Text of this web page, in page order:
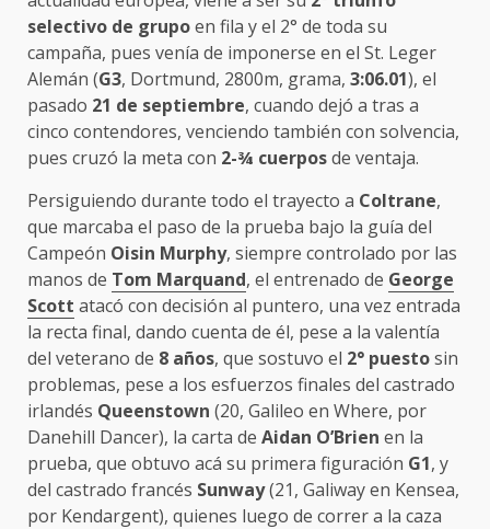
selectivo de grupoen fila y el 2° de toda su
campaña, pues venía de imponerse en el St. Leger
Alemán (G3, Dortmund, 2800m, grama, 3:06.01), el
pasado 21 de septiembre, cuando dejó a tras a
cinco contendores, venciendo también con solvencia,
pues cruzó la meta con 2-¾ cuerposde ventaja.
Persiguiendo durante todo el trayecto a Coltrane,
que marcaba el paso de la prueba bajo la guía del
Campeón Oisin Murphy, siempre controlado por las
manos de Tom Marquand, el entrenado de George
Scott atacó con decisión al puntero, una vez entrada
la recta final, dando cuenta de él, pese a la valentía
del veterano de 8 años, que sostuvo el 2° puestosin
problemas, pese a los esfuerzos finales del castrado
irlandés Queenstown (20, Galileo en Where, por
Danehill Dancer), la carta de Aidan O’Brien en la
prueba, que obtuvo acá su primera figuración G1, y
del castrado francés Sunway(21, Galiway en Kensea,
por Kendargent), quienes luego de correr a la caza